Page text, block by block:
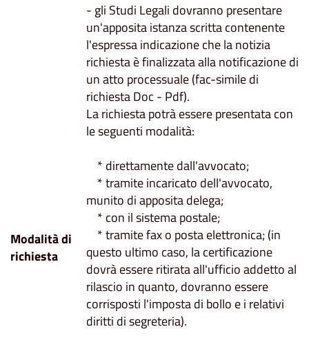
Modalità di
richiesta
- gli Studi Legali dovranno presentare
un'apposita istanza scritta contenente
l'espressa indicazione che la notizia
richiesta è finalizzata alla notificazione di
un atto processuale (fac-simile di
richiesta Doc - Pdf).
La richiesta potrà essere presentata con
le seguenti modalità:
* direttamente dall'avvocato;
* tramite incaricato dell'avvocato,
munito di apposita delega;
* con il sistema postale;
* tramite fax o posta elettronica; (in
questo ultimo caso, la certificazione
dovrà essere ritirata all'ufficio addetto al
rilascio in quanto, dovranno essere
corrisposti l'imposta di bollo e i relativi
diritti di segreteria).